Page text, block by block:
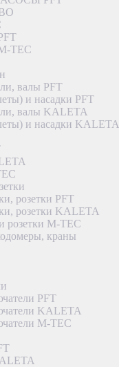
TEC
валы PFT
и насадки PFT
валы KALETA
и насадки KALETA
розетки PFT
розетки KALETA
розетки M-TEC
краны
PFT
KALETA
M-TEC